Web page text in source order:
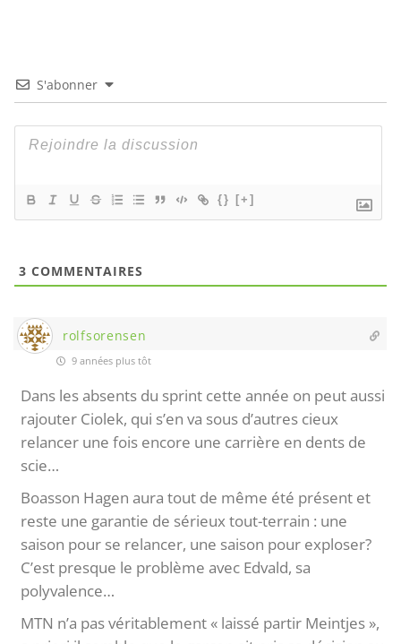
S'abonner
{} [+]
3 COMMENTAIRES
rolfsorensen
9 années plus tôt
Dans les absents du sprint cette année on peut aussi
rajouter Ciolek, qui s’en va sous d’autres cieux
relancer une fois encore une carrière en dents de
scie…
Boasson Hagen aura tout de même été présent et
reste une garantie de sérieux tout-terrain : une
saison pour se relancer, une saison pour exploser?
C’est presque le problème avec Edvald, sa
polyvalence…
MTN n’a pas véritablement « laissé partir Meintjes »,